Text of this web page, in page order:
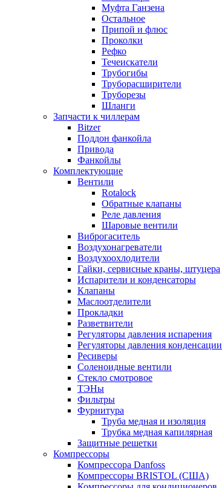
Муфта Ганзена
Остальное
Припой и флюс
Проколки
Рефко
Течеискатели
Трубогибы
Труборасширители
Труборезы
Шланги
Запчасти к чиллерам
Bitzer
Поддон фанкойла
Привода
Фанкойлы
Комплектующие
Вентили
Rotalock
Обратные клапаны
Реле давления
Шаровые вентили
Виброгаситель
Воздухонагреватели
Воздухоохлодители
Гайки, сервисные краны, штуцера
Испарители и конденсаторы
Клапаны
Маслоотделители
Прокладки
Разветвители
Регуляторы давления испарения
Регуляторы давления конденсации
Ресиверы
Соленоидные вентили
Стекло смотровое
ТЭНы
Фильтры
Фурнитура
Труба медная и изоляция
Трубка медная капилярная
Защитные решетки
Компрессоры
Компрессора Danfoss
Компрессоры BRISTOL (США)